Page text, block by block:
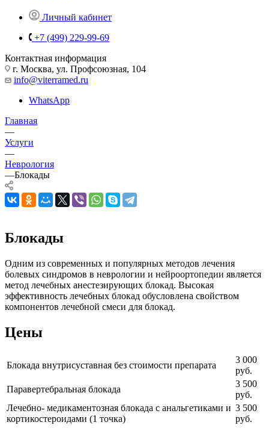
Личный кабинет
+7 (499) 229-99-69
Контактная информация
г. Москва, ул. Профсоюзная, 104
info@viterramed.ru
WhatsApp
Главная
—
Услуги
—
Неврология
—Блокады
Блокады
Одним из современных и популярных методов лечения
болевых синдромов в неврологии и нейроортопедии является
метод лечебных анестезирующих блокад. Высокая
эффективность лечебных блокад обусловлена свойством
компонентов лечебной смеси для блокад.
Цены
Блокада внутрисуставная без стоимости препарата
3 000
руб.
Паравертебральная блокада
3 500
руб.
Лечебно- медикаментозная блокада с анальгетиками и
кортикостероидами (1 точка)
3 500
руб.